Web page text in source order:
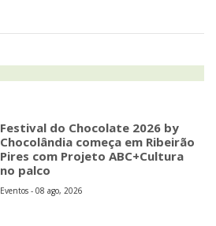
Festival do Chocolate 2026 by
Chocolândia começa em Ribeirão
Pires com Projeto ABC+Cultura
no palco
Eventos - 08 ago, 2026